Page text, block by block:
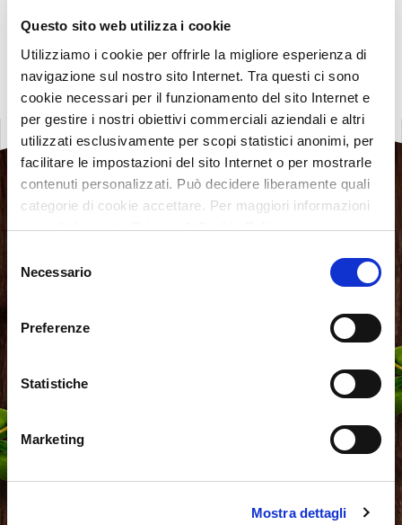
Questo sito web utilizza i cookie
Utilizziamo i cookie per offrirle la migliore esperienza di
navigazione sul nostro sito Internet. Tra questi ci sono
cookie necessari per il funzionamento del sito Internet e
per gestire i nostri obiettivi commerciali aziendali e altri
utilizzati esclusivamente per scopi statistici anonimi, per
facilitare le impostazioni del sito Internet o per mostrarle
contenuti personalizzati. Può decidere liberamente quali
categorie di cookie accettare. Per maggiori informazioni
consulti la nostra Privacy & Cookie Policy
delNecessario
Preferenze
Statistiche
Marketing
Mostra dettagli